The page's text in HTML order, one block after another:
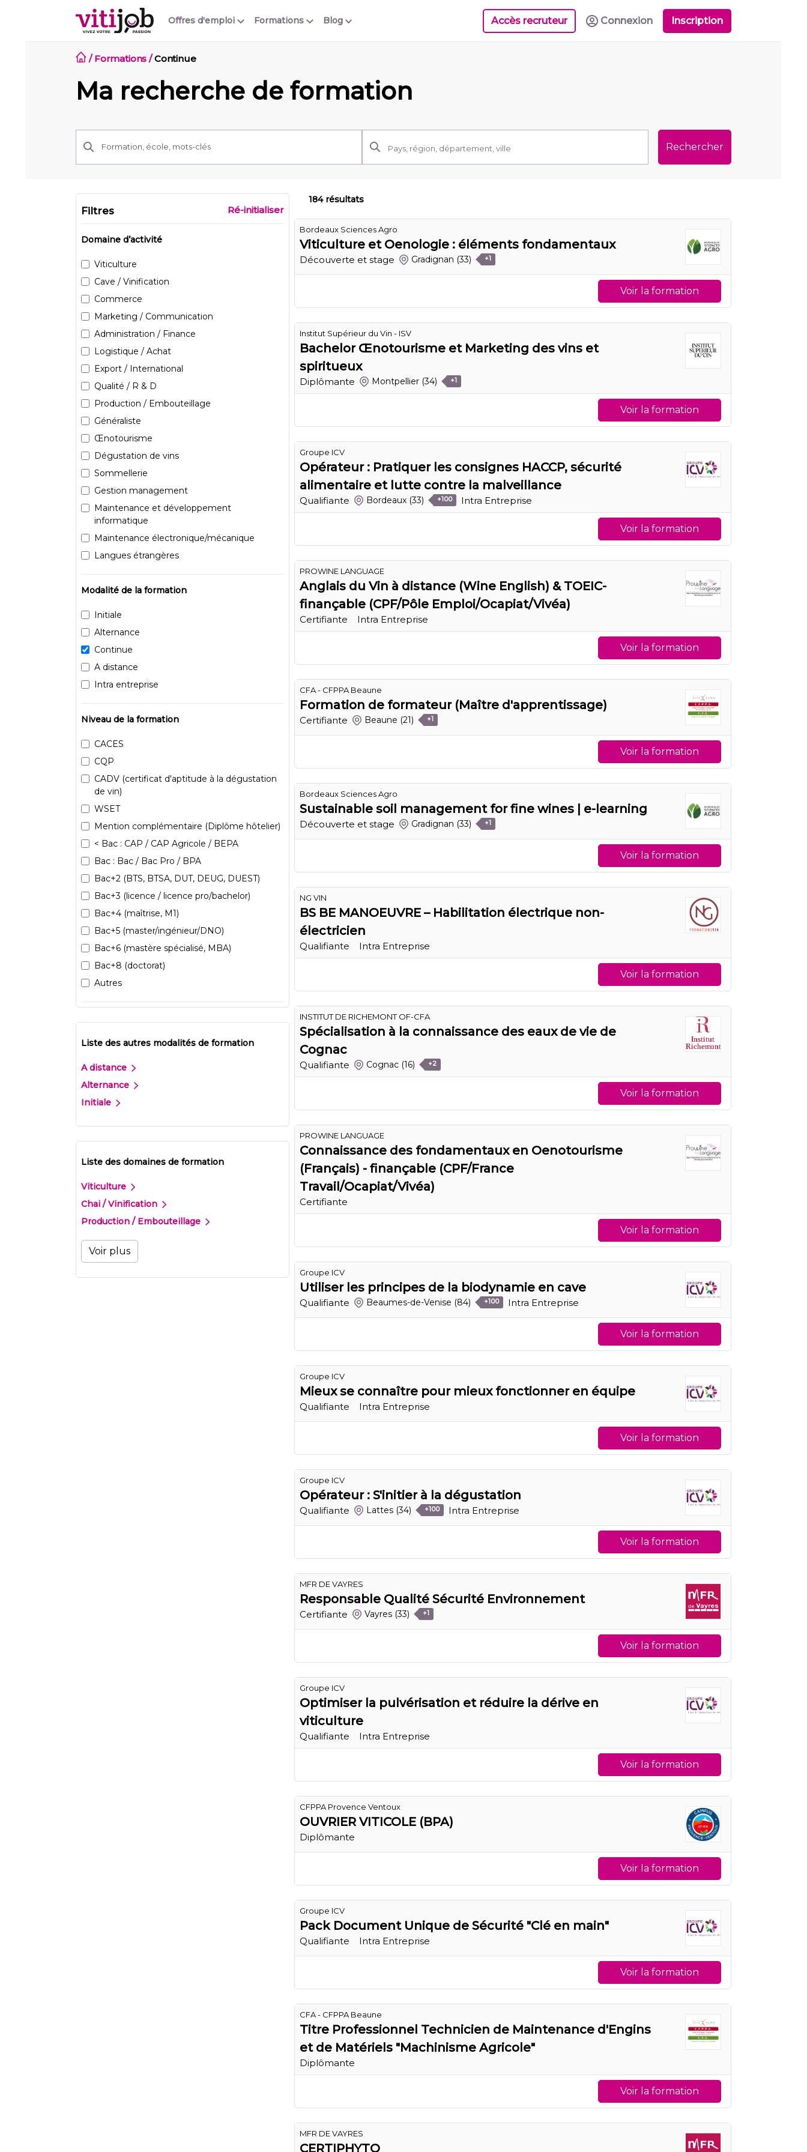
Offres d'emploi Blog
Formations Accès recruteur Connexion Inscription
/ Formations /Continue
Ma recherche de formation
Rechercher
Filtres Ré-initialiser
Domaine d’activité
Viticulture
Cave / Vinification
Commerce
Marketing / Communication
Administration / Finance
Logistique / Achat
Export / International
Qualité / R & D
Production / Embouteillage
Généraliste
Œnotourisme
Dégustation de vins
Sommellerie
Gestion management
Maintenance et développement
informatique
Maintenance électronique/mécanique
Langues étrangères
Modalité de la formation
Initiale
Alternance
Continue
A distance
Intra entreprise
Niveau de la formation
CACES
CQP
CADV (certificat d'aptitude à la dégustation
de vin)
WSET
Mention complémentaire (Diplôme hôtelier)
< Bac : CAP / CAP Agricole / BEPA
Bac : Bac / Bac Pro / BPA
Bac+2 (BTS, BTSA, DUT, DEUG, DUEST)
Bac+3 (licence / licence pro/bachelor)
Bac+4 (maîtrise, M1)
Bac+5 (master/ingénieur/DNO)
Bac+6 (mastère spécialisé, MBA)
Bac+8 (doctorat)
Autres
Liste des autres modalités de formation
A distance
Alternance
Initiale
Liste des domaines de formation
Viticulture
Chai / Vinification
Production / Embouteillage
Voir plus
184 résultats
Bordeaux Sciences Agro
Viticulture et Oenologie : éléments fondamentaux
Découverte et stage Gradignan (33) +1
Voir la formation
Institut Supérieur du Vin - ISV
Bachelor Œnotourisme et Marketing des vins et
spiritueux
Diplômante Montpellier (34) +1
Voir la formation
Groupe ICV
Opérateur : Pratiquer les consignes HACCP, sécurité
alimentaire et lutte contre la malveillance
Qualifiante Bordeaux (33) +100 Intra Entreprise
Voir la formation
PROWINE LANGUAGE
Anglais du Vin à distance (Wine English) & TOEIC-
finançable (CPF/Pôle Emploi/Ocapiat/Vivéa)
Certifiante Intra Entreprise
Voir la formation
CFA - CFPPA Beaune
Formation de formateur (Maître d'apprentissage)
Certifiante Beaune (21) +1
Voir la formation
Bordeaux Sciences Agro
Sustainable soil management for fine wines | e-learning
Découverte et stage Gradignan (33) +1
Voir la formation
NG VIN
BS BE MANOEUVRE – Habilitation électrique non-
électricien
Qualifiante Intra Entreprise
Voir la formation
INSTITUT DE RICHEMONT OF-CFA
Spécialisation à la connaissance des eaux de vie de
Cognac
Qualifiante Cognac (16) +2
Voir la formation
PROWINE LANGUAGE
Connaissance des fondamentaux en Oenotourisme
(Français) - finançable (CPF/France
Travail/Ocapiat/Vivéa)
Certifiante
Voir la formation
Groupe ICV
Utiliser les principes de la biodynamie en cave
Qualifiante Beaumes-de-Venise (84) +100 Intra Entreprise
Voir la formation
Groupe ICV
Mieux se connaître pour mieux fonctionner en équipe
Qualifiante Intra Entreprise
Voir la formation
Groupe ICV
Opérateur : S'initier à la dégustation
Qualifiante Lattes (34) +100 Intra Entreprise
Voir la formation
MFR DE VAYRES
Responsable Qualité Sécurité Environnement
Certifiante Vayres (33) +1
Voir la formation
Groupe ICV
Optimiser la pulvérisation et réduire la dérive en
viticulture
Qualifiante Intra Entreprise
Voir la formation
CFPPA Provence Ventoux
OUVRIER VITICOLE (BPA)
Diplômante
Voir la formation
Groupe ICV
Pack Document Unique de Sécurité "Clé en main"
Qualifiante Intra Entreprise
Voir la formation
CFA - CFPPA Beaune
Titre Professionnel Technicien de Maintenance d'Engins
et de Matériels "Machinisme Agricole"
Diplômante
Voir la formation
MFR DE VAYRES
CERTIPHYTO